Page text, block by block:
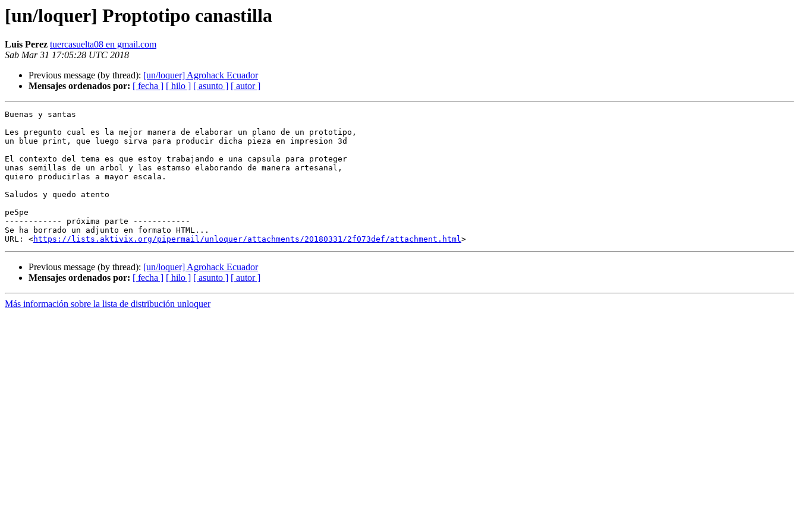
[un/loquer] Proptotipo canastilla
Luis Perez tuercasuelta08 en gmail.com
Sab Mar 31 17:05:28 UTC 2018
Previous message (by thread): [un/loquer] Agrohack Ecuador
Mensajes ordenados por: [ fecha ] [ hilo ] [ asunto ] [ autor ]
Buenas y santas
Les pregunto cual es la mejor manera de elaborar un plano de un prototipo,
un blue print, que luego sirva para producir dicha pieza en impresion 3d
El contexto del tema es que estoy trabajando e una capsula para proteger
unas semillas de un arbol y las estamso elaborando de manera artesanal,
quiero producirlas a mayor escala.
Saludos y quedo atento
pe5pe
------------ próxima parte ------------
Se ha borrado un adjunto en formato HTML...
URL: <https://lists.aktivix.org/pipermail/unloquer/attachments/20180331/2f073def/attachment.html
Previous message (by thread): [un/loquer] Agrohack Ecuador
Mensajes ordenados por: [ fecha ] [ hilo ] [ asunto ] [ autor ]
Más información sobre la lista de distribución unloquer